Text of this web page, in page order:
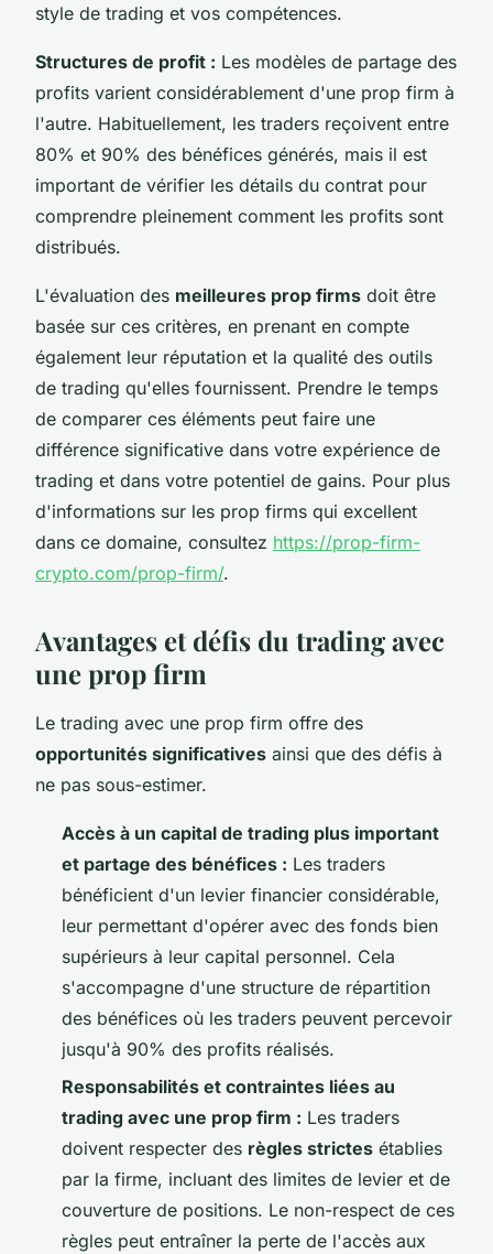
style de trading et vos compétences.
Structures de profit : Les modèles de partage des
profits varient considérablement d'une prop firm à
l'autre. Habituellement, les traders reçoivent entre
80% et 90% des bénéfices générés, mais il est
important de vérifier les détails du contrat pour
comprendre pleinement comment les profits sont
distribués.
L'évaluation des meilleures prop firms doit être
basée sur ces critères, en prenant en compte
également leur réputation et la qualité des outils
de trading qu'elles fournissent. Prendre le temps
de comparer ces éléments peut faire une
différence significative dans votre expérience de
trading et dans votre potentiel de gains. Pour plus
d'informations sur les prop firms qui excellent
dans ce domaine, consultez https://prop-firm-
crypto.com/prop-firm/.
Avantages et défis du trading avec
une prop firm
Le trading avec une prop firm offre des
opportunités significatives ainsi que des défis à
ne pas sous-estimer.
Accès à un capital de trading plus important
et partage des bénéfices : Les traders
bénéficient d'un levier financier considérable,
leur permettant d'opérer avec des fonds bien
supérieurs à leur capital personnel. Cela
s'accompagne d'une structure de répartition
des bénéfices où les traders peuvent percevoir
jusqu'à 90% des profits réalisés.
Responsabilités et contraintes liées au
trading avec une prop firm : Les traders
doivent respecter des règles strictes établies
par la firme, incluant des limites de levier et de
couverture de positions. Le non-respect de ces
règles peut entraîner la perte de l'accès aux